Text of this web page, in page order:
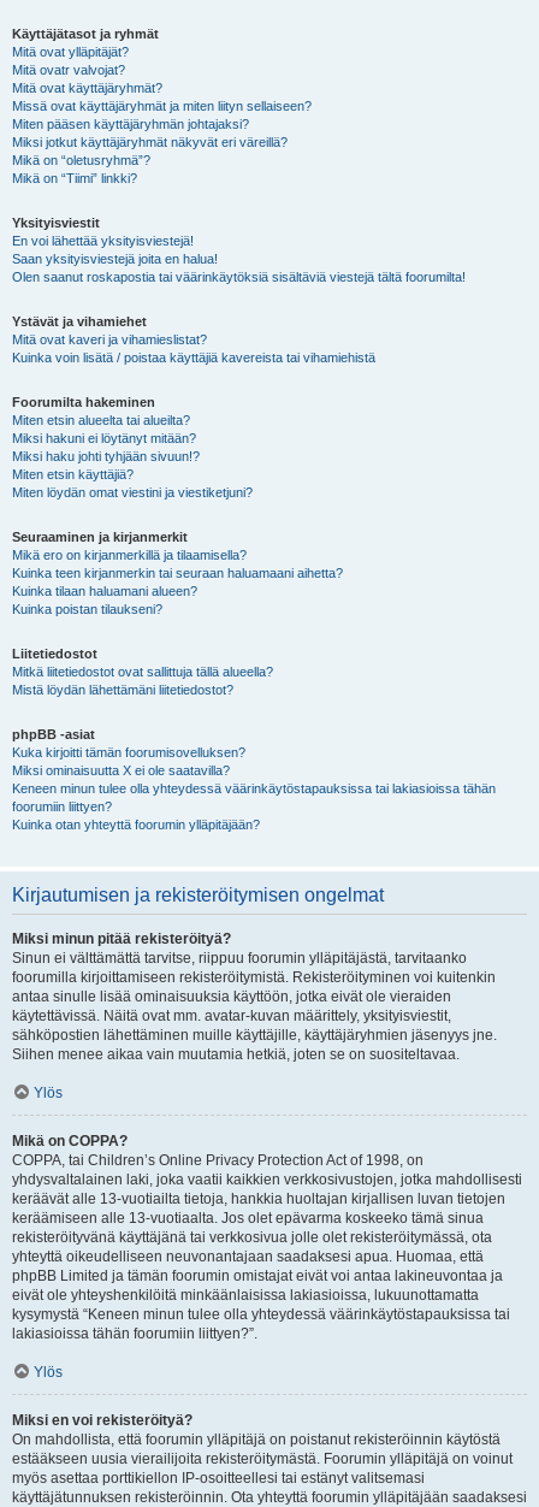
Käyttäjätasot ja ryhmät
Mitä ovat ylläpitäjät?
Mitä ovatr valvojat?
Mitä ovat käyttäjäryhmät?
Missä ovat käyttäjäryhmät ja miten liityn sellaiseen?
Miten pääsen käyttäjäryhmän johtajaksi?
Miksi jotkut käyttäjäryhmät näkyvät eri väreillä?
Mikä on “oletusryhmä”?
Mikä on “Tiimi” linkki?
Yksityisviestit
En voi lähettää yksityisviestejä!
Saan yksityisviestejä joita en halua!
Olen saanut roskapostia tai väärinkäytöksiä sisältäviä viestejä tältä foorumilta!
Ystävät ja vihamiehet
Mitä ovat kaveri ja vihamieslistat?
Kuinka voin lisätä / poistaa käyttäjiä kavereista tai vihamiehistä
Foorumilta hakeminen
Miten etsin alueelta tai alueilta?
Miksi hakuni ei löytänyt mitään?
Miksi haku johti tyhjään sivuun!?
Miten etsin käyttäjiä?
Miten löydän omat viestini ja viestiketjuni?
Seuraaminen ja kirjanmerkit
Mikä ero on kirjanmerkillä ja tilaamisella?
Kuinka teen kirjanmerkin tai seuraan haluamaani aihetta?
Kuinka tilaan haluamani alueen?
Kuinka poistan tilaukseni?
Liitetiedostot
Mitkä liitetiedostot ovat sallittuja tällä alueella?
Mistä löydän lähettämäni liitetiedostot?
phpBB -asiat
Kuka kirjoitti tämän foorumisovelluksen?
Miksi ominaisuutta X ei ole saatavilla?
Keneen minun tulee olla yhteydessä väärinkäytöstapauksissa tai lakiasioissa tähän
foorumiin liittyen?
Kuinka otan yhteyttä foorumin ylläpitäjään?
Kirjautumisen ja rekisteröitymisen ongelmat
Miksi minun pitää rekisteröityä?
Sinun ei välttämättä tarvitse, riippuu foorumin ylläpitäjästä, tarvitaanko
foorumilla kirjoittamiseen rekisteröitymistä. Rekisteröityminen voi kuitenkin
antaa sinulle lisää ominaisuuksia käyttöön, jotka eivät ole vieraiden
käytettävissä. Näitä ovat mm. avatar-kuvan määrittely, yksityisviestit,
sähköpostien lähettäminen muille käyttäjille, käyttäjäryhmien jäsenyys jne.
Siihen menee aikaa vain muutamia hetkiä, joten se on suositeltavaa.
Ylös
Mikä on COPPA?
COPPA, tai Children’s Online Privacy Protection Act of 1998, on
yhdysvaltalainen laki, joka vaatii kaikkien verkkosivustojen, jotka mahdollisesti
keräävät alle 13-vuotiailta tietoja, hankkia huoltajan kirjallisen luvan tietojen
keräämiseen alle 13-vuotiaalta. Jos olet epävarma koskeeko tämä sinua
rekisteröityvänä käyttäjänä tai verkkosivua jolle olet rekisteröitymässä, ota
yhteyttä oikeudelliseen neuvonantajaan saadaksesi apua. Huomaa, että
phpBB Limited ja tämän foorumin omistajat eivät voi antaa lakineuvontaa ja
eivät ole yhteyshenkilöitä minkäänlaisissa lakiasioissa, lukuunottamatta
kysymystä “Keneen minun tulee olla yhteydessä väärinkäytöstapauksissa tai
lakiasioissa tähän foorumiin liittyen?”.
Ylös
Miksi en voi rekisteröityä?
On mahdollista, että foorumin ylläpitäjä on poistanut rekisteröinnin käytöstä
estääkseen uusia vierailijoita rekisteröitymästä. Foorumin ylläpitäjä on voinut
myös asettaa porttikiellon IP-osoitteellesi tai estänyt valitsemasi
käyttäjätunnuksen rekisteröinnin. Ota yhteyttä foorumin ylläpitäjään saadaksesi